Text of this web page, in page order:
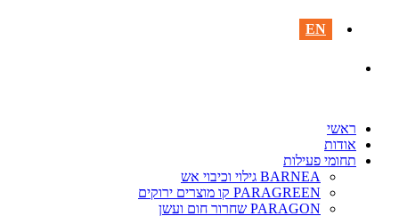
EN
ראשי
אודות
תחומי פעילות
BARNEA גילוי וכיבוי אש
PARAGREEN קו מוצרים ירוקים
PARAGON שחרור חום ועשן